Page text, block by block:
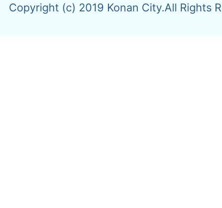
Copyright (c) 2019 Konan City.All Rights